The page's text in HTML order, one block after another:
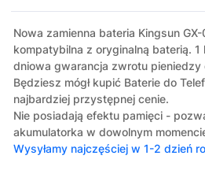
Nowa zamienna bateria Kingsun
kompatybilna z oryginalną baterią.
dniowa gwarancja zwrotu pieniedzy
Będziesz mógł kupić Baterie do
najbardziej przystępnej cenie.
Nie posiadają efektu pamięci -
akumulatorka w dowolnym
Wysyłamy najczęściej w 1-2 dzień